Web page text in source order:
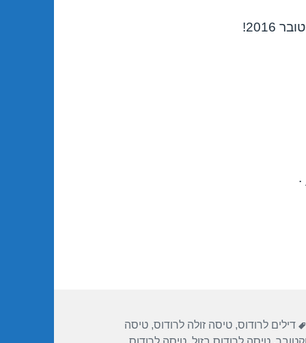
.
תגיות
דילים לרודוס,טיסה זולה לרודוס,טיסה